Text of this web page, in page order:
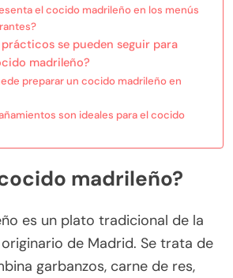
el cocido madrileño en los menús
se pueden seguir para
madrileño?
preparar un cocido madrileño en
son ideales para el cocido
madrileño?
es un plato tradicional de la
de Madrid. Se trata de
garbanzos, carne de res,